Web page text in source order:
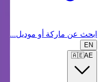
ابحث عن ماركة أو موديل...
EN
🇦🇪AE